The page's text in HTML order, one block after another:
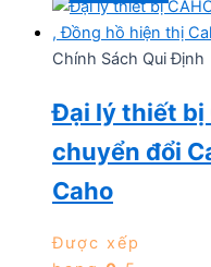
Chính Sách Qui Định
Đại lý thiết bị
chuyển đổi
Caho
Được xếp